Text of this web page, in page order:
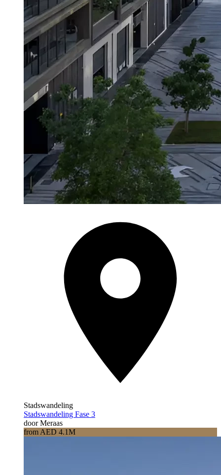
Stadswandeling
Stadswandeling Fase 3
door Meraas
from AED 4.1M